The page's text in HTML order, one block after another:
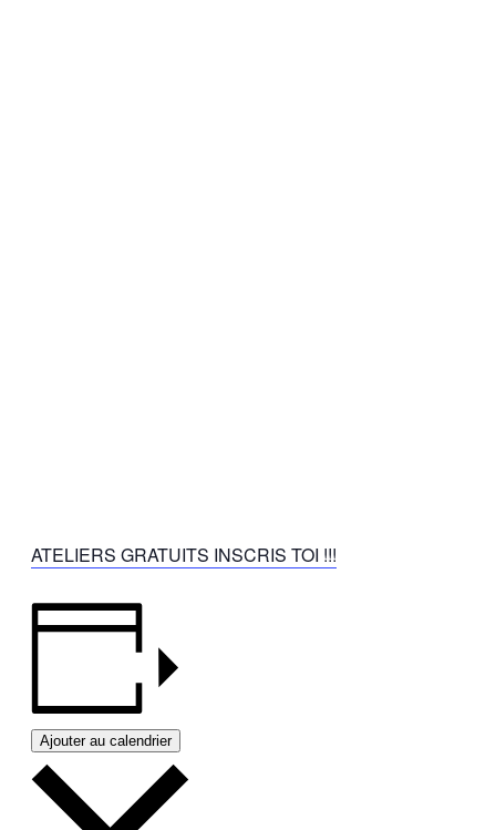
ATELIERS GRATUITS INSCRIS TOI !!!
Ajouter au calendrier